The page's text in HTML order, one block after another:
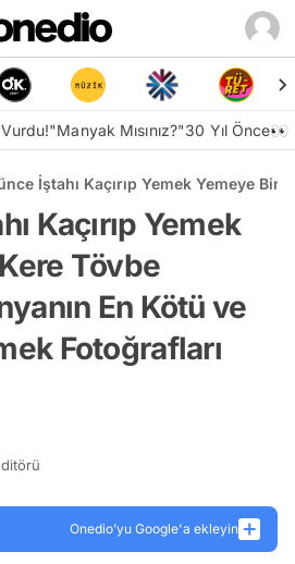
"Manyak Mısınız?"30 Yıl Önce👀
İştahı Kaçırıp Yemek Yemeye
Kaçırıp Yemek
Tövbe
En Kötü ve
Fotoğrafları
Onedio’yu Google'a ekleyin